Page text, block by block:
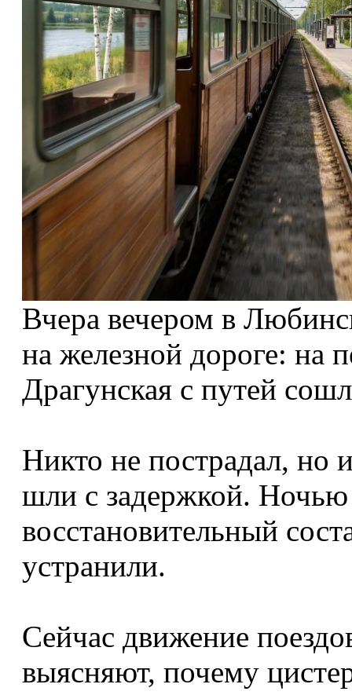
Вчера вечером в
на железной дороге: на
Драгунская с путей
Никто не пострадал, но
шли с задержкой. Ночью
восстановительный
устранили.
Сейчас движение
выясняют, почему